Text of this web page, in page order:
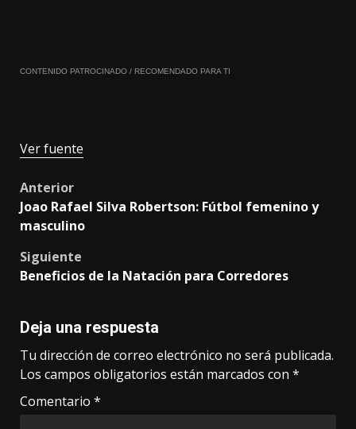
CONTENIDO PATROCINADO / RECOMENDADO PARA TI
Ver fuente
Post
navigation
Anterior
Joao Rafael Silva Robertson: Fútbol femenino y
masculino
Siguiente
Beneficios de la Natación para Corredores
Deja una respuesta
Tu dirección de correo electrónico no será publicada.
Los campos obligatorios están marcados con *
Comentario *